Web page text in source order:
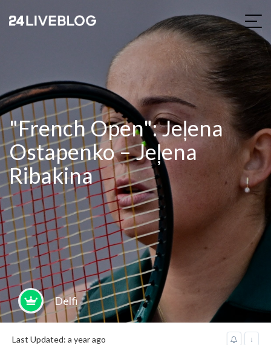
"French Open": Jeļena
Ostapenko – Jeļena
Ribakina
Delfi
Last Updated: a year ago ↓